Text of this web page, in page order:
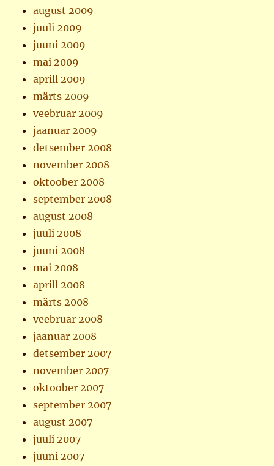
august 2009
juuli 2009
juuni 2009
mai 2009
aprill 2009
märts 2009
veebruar 2009
jaanuar 2009
detsember 2008
november 2008
oktoober 2008
september 2008
august 2008
juuli 2008
juuni 2008
mai 2008
aprill 2008
märts 2008
veebruar 2008
jaanuar 2008
detsember 2007
november 2007
oktoober 2007
september 2007
august 2007
juuli 2007
juuni 2007